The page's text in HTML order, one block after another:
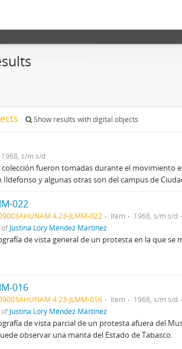
Show results with digital objects
1968, s/m s/d
fueron tomadas durante el movimiento
Ildefonso y algunas otras son del campus de
022
4.23-JLMM-022 Item
1968, s/m s/d
ofJustina Lory Méndez Martínez
de vista general de un protesta en la que se
016
4.23-JLMM-016 Item
1968, s/m s/d
ofJustina Lory Méndez Martínez
de vista parcial de un protesta afuera del
observar una manta del Estado de Tabasco.